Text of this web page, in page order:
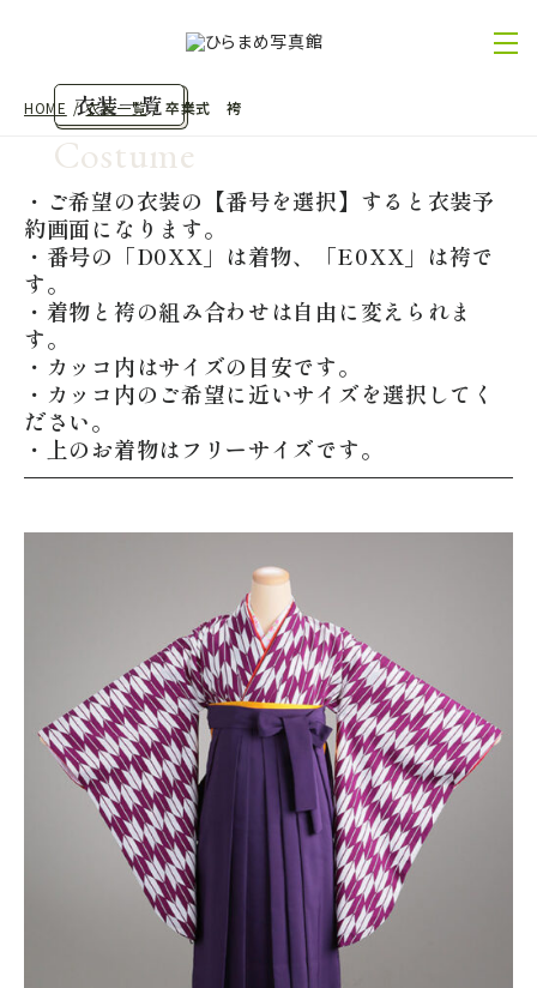
衣装一覧
Costume
HOME 衣装一覧 卒業式 袴
・ご希望の衣装の【番号を選択】すると衣装予
約画面になります。
・番号の「D0XX」は着物、「E0XX」は袴で
す。
・着物と袴の組み合わせは自由に変えられま
す。
・カッコ内はサイズの目安です。
・カッコ内のご希望に近いサイズを選択してく
ださい。
・上のお着物はフリーサイズです。